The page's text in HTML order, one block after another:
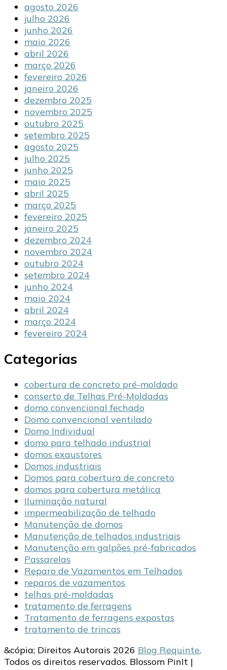
agosto 2026
julho 2026
junho 2026
maio 2026
abril 2026
março 2026
fevereiro 2026
janeiro 2026
dezembro 2025
novembro 2025
outubro 2025
setembro 2025
agosto 2025
julho 2025
junho 2025
maio 2025
abril 2025
março 2025
fevereiro 2025
janeiro 2025
dezembro 2024
novembro 2024
outubro 2024
setembro 2024
junho 2024
maio 2024
abril 2024
março 2024
fevereiro 2024
Categorias
cobertura de concreto pré-moldado
conserto de Telhas Pré-Moldadas
domo convencional fechado
Domo convencional ventilado
Domo Individual
domo para telhado industrial
domos exaustores
Domos industriais
Domos para cobertura de concreto
domos para cobertura metálica
Iluminação natural
impermeabilização de telhado
Manutenção de domos
Manutenção de telhados industriais
Manutenção em galpões pré-fabricados
Passarelas
Reparo de Vazamentos em Telhados
reparos de vazamentos
telhas pré-moldadas
tratamento de ferragens
Tratamento de ferragens expostas
tratamento de trincas
&cópia; Direitos Autorais 2026 Blog Requinte.
Todos os direitos reservados. Blossom PinIt |